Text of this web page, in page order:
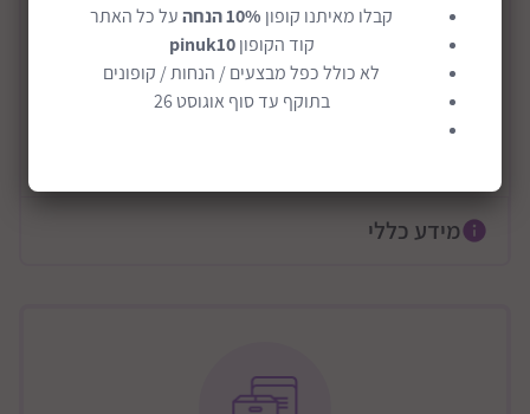
מחברים את כל הרכיבים ללא הלחמה: פגושים, נוריות
וטבלת הניקוד.
התאימו אישית את מכונת הפינבול שלכם עם המדבקות
הכלולות
מידע כללי
קבלו מאיתנו קופון 10% הנחה
על כל האתר
קוד הקופוןpinuk10
לא כולל כפל מבצעים / הנחות / קופונים
בתוקף עד סוף אוגוסט 26